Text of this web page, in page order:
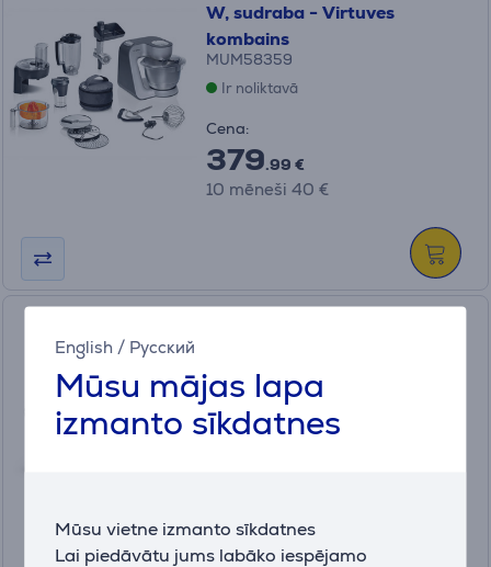
English / Русский
Mūsu mājas lapa
izmanto sīkdatnes
Mūsu vietne izmanto sīkdatnes
Lai piedāvātu jums labāko iespējamo
W, sudraba - Virtuves
kombains
MUM58359
Ir noliktavā
Cena:
379.99 €
10 mēneši 40 €
blenderis
(4)
HB67G830
105 .99 €